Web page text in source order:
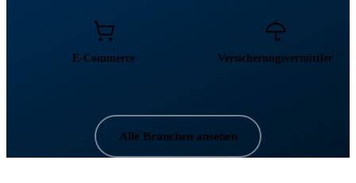
E-Commerce Versicherungsvermittler
Alle Branchen ansehen